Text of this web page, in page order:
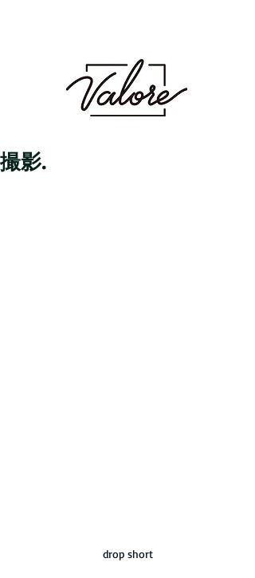
鹿児島美容室 デザイン 似合わせ パ
ーマ メンズパーマ 波巻き スパイラル ツイスト
ツイスパ ピンパーマ ダウンパーマ カラー ダブル
カラー ハイトーン ブリーチ １ブリーチ メッシュ
メッシュキャップ ホワイト シルバー ベージュ ミル
撮影.
drop short